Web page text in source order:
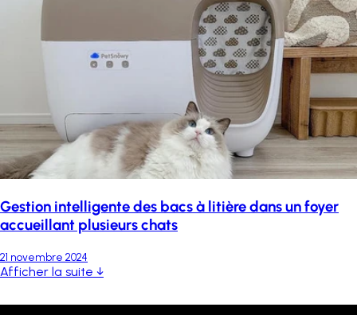
Gestion intelligente des bacs à litière dans un foyer
accueillant plusieurs chats
21 novembre 2024
Afficher la suite ↓